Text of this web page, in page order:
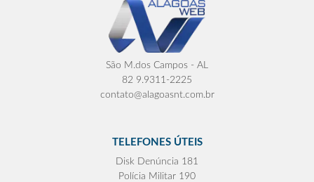
São M.dos Campos - AL
82 9.9311-2225
contato@alagoasnt.com.br
TELEFONES ÚTEIS
Disk Denúncia 181
Polícia Militar 190